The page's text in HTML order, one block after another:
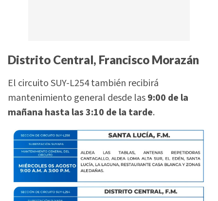
Distrito Central, Francisco Morazán
El circuito SUY-L254 también recibirá
mantenimiento general desde las9:00 de la
mañana hasta las 3:10 de la tarde.